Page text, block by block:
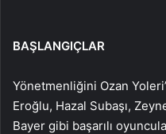
BAŞLANGIÇLAR
Yönetmenliğini Ozan
Eroğlu, Hazal Subaşı,
Bayer gibi başarılı